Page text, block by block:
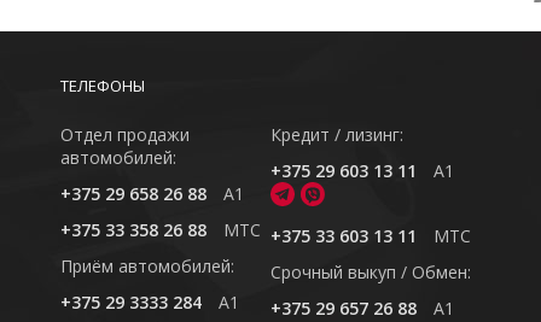
ТЕЛЕФОНЫ
Отдел продажи
автомобилей:
+375 29 658 26 88
A1
+375 33 358 26 88
MTC
Приём автомобилей:
+375 29 3333 284
A1
Кредит / лизинг:
+375 29 603 13 11
A1
+375 33 603 13 11
MTC
Cрочный выкуп / Обмен:
+375 29 657 26 88
A1